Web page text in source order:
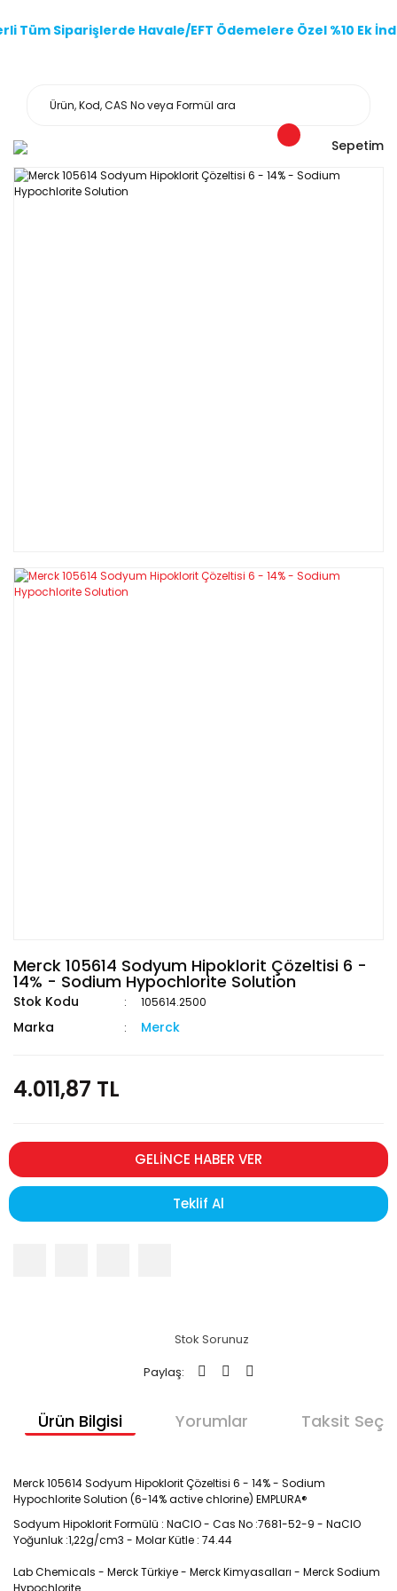
Tüm Siparişlerde Havale/EFT Ödemelere Özel %10 Ek
Sepetim
Merck 105614 Sodyum Hipoklorit Çözeltisi 6 -
14% - Sodium Hypochlorite Solution
Stok Kodu 105614.2500
Marka Merck
4.011,87 TL
GELİNCE HABER VER
Teklif Al
Stok Sorunuz
Paylaş:
Ürün Bilgisi Yorumlar Taksit
Merck 105614 Sodyum Hipoklorit Çözeltisi 6 - 14% - Sodium
Hypochlorite Solution (6-14% active chlorine) EMPLURA®
Sodyum Hipoklorit Formülü : NaClO - Cas No :7681-52-9 - NaClO
Yoğunluk :1,22g/cm3 - Molar Kütle : 74.44
Lab Chemicals - Merck Türkiye - Merck Kimyasalları - Merck Sodium
Hypochlorite